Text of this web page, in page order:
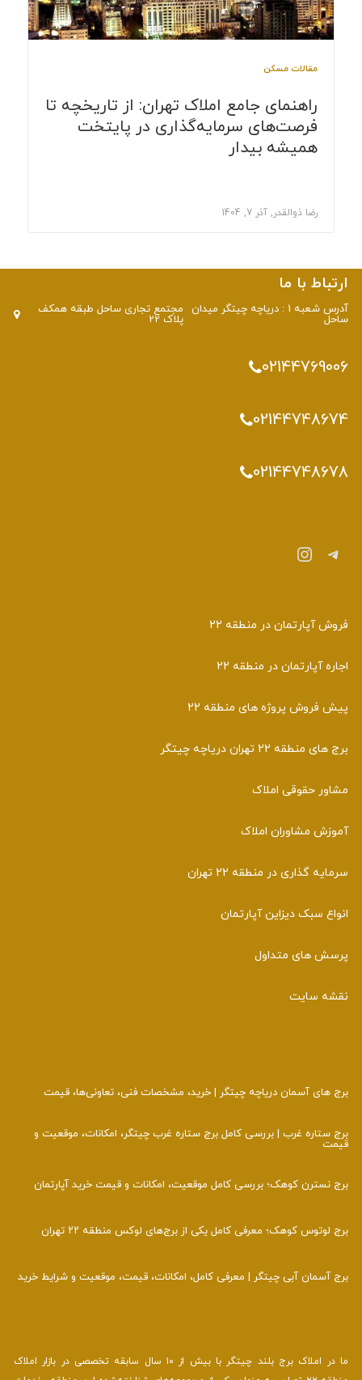
مقالات مسکن
راهنمای جامع املاک تهران: از تاریخچه تا
فرصت‌های سرمایه‌گذاری در پایتخت
همیشه بیدار
رضا ذوالقدر, آذر 7, 1404
ارتباط با ما
آدرس شعبه 1 : دریاچه چیتگر میدان
ساحل
مجتمع تجاری ساحل طبقه همکف
پلاک 22
02144769006
02144748674
02144748678
تلگراماینستاگرم
فروش آپارتمان در منطقه 22
اجاره آپارتمان در منطقه 22
پیش فروش پروژه های منطقه 22
برج های منطقه 22 تهران دریاچه چیتگر
مشاور حقوقی املاک
آموزش مشاوران املاک
سرمایه گذاری در منطقه 22 تهران
انواع سبک دیزاین آپارتمان
پرسش های متداول
نقشه سایت
برج‌ های آسمان دریاچه چیتگر | خرید، مشخصات فنی، تعاونی‌ها، قیمت
برج ستاره غرب | بررسی کامل برج ستاره غرب چیتگر، امکانات، موقعیت و
قیمت
برج نسترن کوهک؛ بررسی کامل موقعیت، امکانات و قیمت خرید آپارتمان
برج لوتوس کوهک؛ معرفی کامل یکی از برج‌های لوکس منطقه ۲۲ تهران
برج آسمان آبی چیتگر | معرفی کامل، امکانات، قیمت، موقعیت و شرایط خرید
ما در املاک برج بلند چیتگر با بیش از ۱۰ سال سابقه تخصصی در بازار املاک